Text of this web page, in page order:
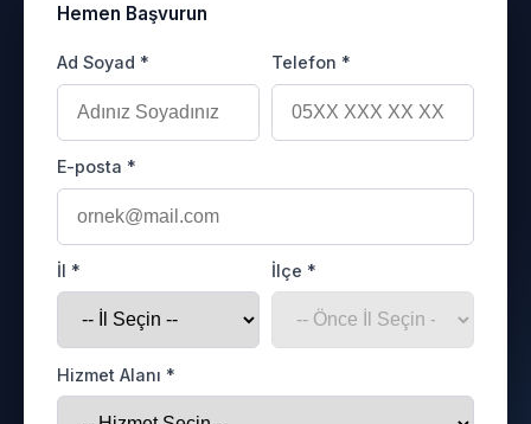
Hemen Başvurun
Ad Soyad * Telefon *
E-posta *
İl * İlçe *
Hizmet Alanı *